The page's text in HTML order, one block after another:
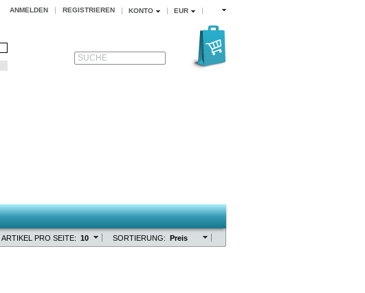
EUR
KONTO
ANMELDEN REGISTRIEREN
SUCHE
SORTIERUNG: Preis
ARTIKEL PRO SEITE: 10